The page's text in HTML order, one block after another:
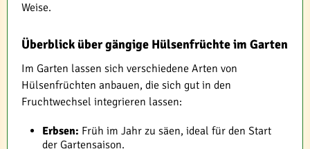
Weise.
Überblick über gängige Hülsenfrüchte im Garten
Im Garten lassen sich verschiedene Arten von
Hülsenfrüchten anbauen, die sich gut in den
Fruchtwechsel integrieren lassen:
Erbsen: Früh im Jahr zu säen, ideal für den Start
der Gartensaison.